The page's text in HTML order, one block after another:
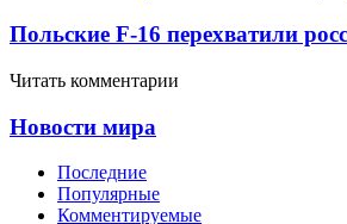
Польские F-16 перехватили
Читать комментарии
Новости мира
Последние
Популярные
Комментируемые